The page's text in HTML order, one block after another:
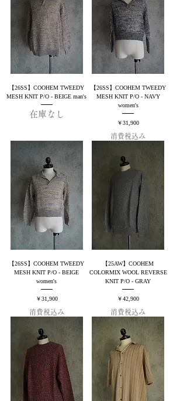
【26SS】COOHEM TWEEDY
MESH KNIT P/O - BEIGE man's
在庫なし
【26SS】COOHEM TWEEDY
MESH KNIT P/O - NAVY
women's
価格
￥31,900
消費税込み
【26SS】COOHEM TWEEDY
MESH KNIT P/O - BEIGE
women's
価格
￥31,900
消費税込み
【25AW】COOHEM
COLORMIX WOOL REVERSE
KNIT P/O - GRAY
価格
￥42,900
消費税込み